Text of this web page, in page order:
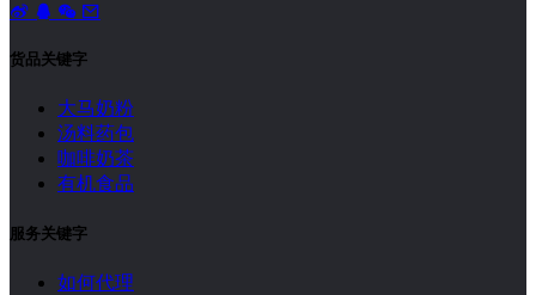
货品关键字
大马奶粉
汤料药包
咖啡奶茶
有机食品
服务关键字
如何代理